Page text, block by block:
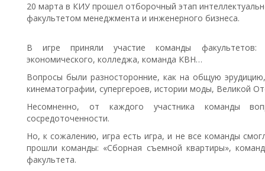
20 марта в КИУ прошел отборочный этап
факультетом менеджмента и инженерного бизнеса.
В игре приняли участие команды факультетов:
экономического, колледжа, команда КВН…
Вопросы были разносторонние, как на общую
кинематографии, супергероев, истории моды, Великой
Несомненно, от каждого участника команды
сосредоточенности.
Но, к сожалению, игра есть игра, и не все команды
прошли команды: «Сборная съемной квартиры»,
факультета.